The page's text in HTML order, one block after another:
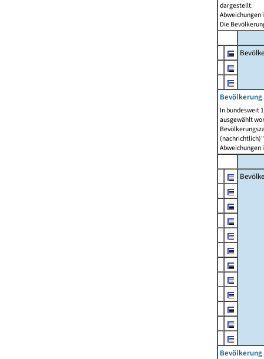
dargestellt.
Abweichungen
Die
In bundesweit
ausgewählt
Abweichungen